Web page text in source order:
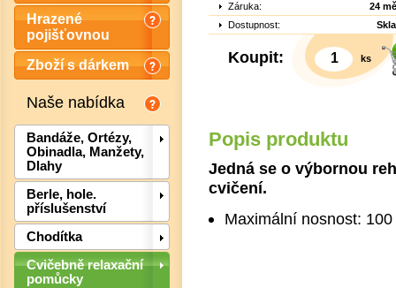
Hrazené
pojišťovnou
Zboží s dárkem
Naše nabídka
Bandáže, Ortézy,
Obinadla, Manžety,
Dlahy
Berle, hole.
příslušenství
Chodítka
Cvičebně relaxační
pomůcky
Záruka:
24
Dostupnost:
Koupit: ks
Popis produktu
Jedná se o výbornou
cvičení.
Maximální nosnost: 100